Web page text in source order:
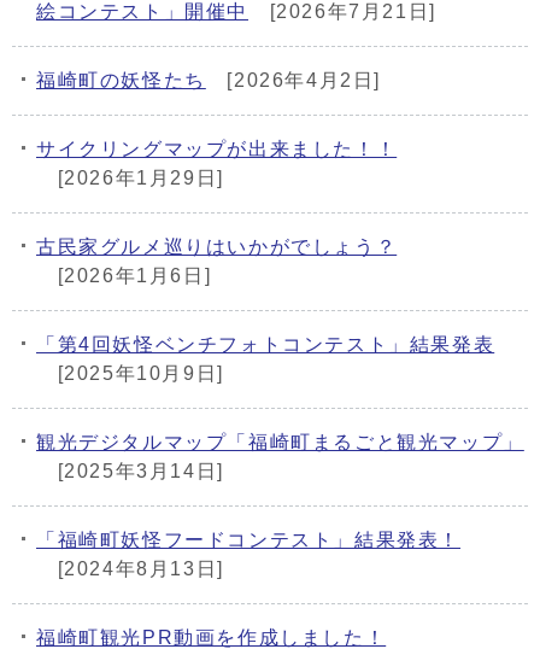
絵コンテスト」開催中
[2026年7月21日]
福崎町の妖怪たち [2026年4月2日]
サイクリングマップが出来ました！！
[2026年1月29日]
古民家グルメ巡りはいかがでしょう？
[2026年1月6日]
「第4回妖怪ベンチフォトコンテスト」結果発表
[2025年10月9日]
観光デジタルマップ「福崎町まるごと観光マップ」
[2025年3月14日]
「福崎町妖怪フードコンテスト」結果発表！
[2024年8月13日]
福崎町観光PR動画を作成しました！